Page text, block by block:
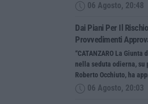
06 Agosto, 20:48
Dai Piani Per Il
Provvedimenti
“CATANZARO La
nella seduta odierna, su
Roberto Occhiuto, ha
06 Agosto, 20:03